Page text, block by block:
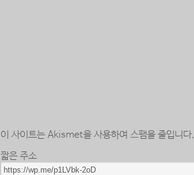
이 사이트는 Akismet을 사용하여 스팸을 줄입니다.
짧은 주소